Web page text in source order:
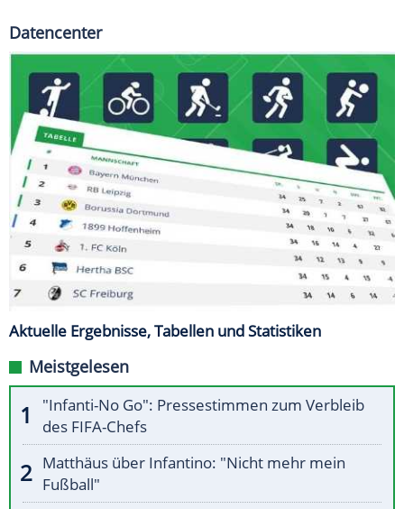
Datencenter
Aktuelle Ergebnisse, Tabellen und Statistiken
Meistgelesen
"Infanti-No Go": Pressestimmen zum Verbleib
des FIFA-Chefs
Matthäus über Infantino: "Nicht mehr mein
Fußball"